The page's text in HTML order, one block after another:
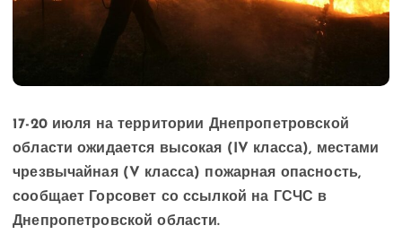
17-20 июля на территории Днепропетровской
области ожидается высокая (IV класса), местами
чрезвычайная (V класса) пожарная опасность,
сообщает Горсовет со ссылкой на ГСЧС в
Днепропетровской области.